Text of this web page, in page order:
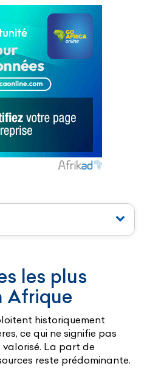
les plus
Afrique
historiquement
ce qui ne signifie pas
La part de
reste prédominante.